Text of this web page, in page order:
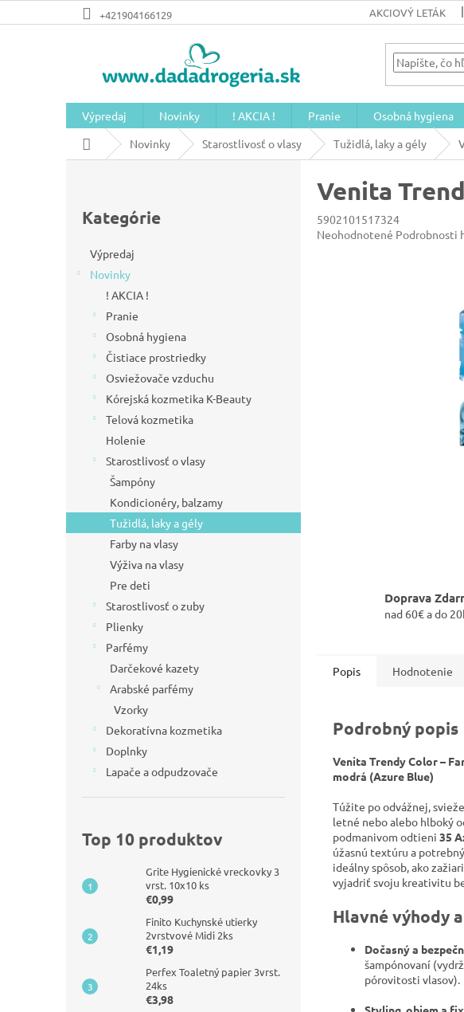
na
+421904166129 AKCIOVÝ LETÁK
Výpredaj Novinky ! AKCIA ! Pranie Osobná hygiena
DomovNovinky Starostlivosť o vlasy Tužidlá, laky a gély
p
kategórie
Kategórie
Výpredaj
Novinky
! AKCIA !
Pranie
Osobná hygiena
Čistiace prostriedky
Osviežovače vzduchu
Kórejská kozmetika K-Beauty
Telová kozmetika
Holenie
Starostlivosť o vlasy
Šampóny
Kondicionéry, balzamy
Tužidlá, laky a gély
Farby na vlasy
Výživa na vlasy
Pre deti
Starostlivosť o zuby
Plienky
Parfémy
Darčekové kazety
Arabské parfémy
Vzorky
Dekoratívna kozmetika
Doplnky
Lapače a odpudzovače
Top 10 produktov
Grite Hygienické vreckovky 3
vrst. 10x10 ks
€0,99
Finito Kuchynské utierky
2vrstvové Midi 2ks
€1,19
Perfex Toaletný papier 3vrst.
24ks
€3,98
Venita
5902101517324
Priemerné
Neohodnotené Podrobnosti
Doprava
nad 60€ a do
Popis Hodnotenie
Podrobný popis
Venita Trendy Color –
modrá (Azure Blue)
Túžite po odvážnej,
letné nebo alebo hlboký
podmanivom odtieni 35
úžasnú textúru a
ideálny spôsob, ako
vyjadriť svoju kreativitu
Hlavné výhody
Dočasný a
šampónovaní
pórovitosti vlasov).